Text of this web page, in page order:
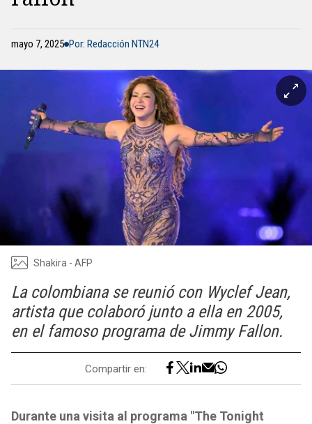
mayo 7, 2025 Por: Redacción NTN24
Shakira - AFP
La colombiana se reunió con Wyclef Jean,
artista que colaboró junto a ella en 2005,
en el famoso programa de Jimmy Fallon.
Compartir en:
Durante una visita al programa "The Tonight